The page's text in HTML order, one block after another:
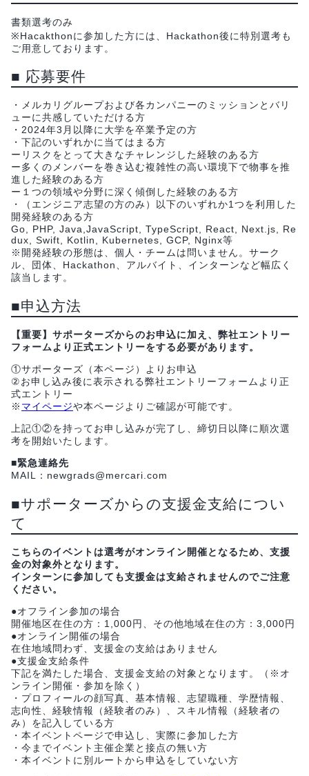
書類選考のみ
※Hacakthonに参加した方には、Hackathon後に特別選考も
ご用意しております。
■ 応募要件
・メルカリグループおよび各カンパニーのミッションとバリ
ューに共感していただける方
・2024年3月以降に大学を卒業予定の方
・下記のいずれかに当てはまる方
ーリスクをとって大きなチャレンジした経験のある方
ー多くのメンバーを巻き込む複雑性の高い環境下で物事を推
進した経験のある方
ー１つの領域や分野に深く傾倒した経験のある方
・（エンジニア志望の方のみ）以下のいずれか1つを利用した
開発経験のある方
Go, PHP, Java,JavaScript, TypeScript, React, Next.js, Re
dux, Swift, Kotlin, Kubernetes, GCP, Nginx等
※開発経験の形態は、個人・チームは問いません。サーク
ル、団体、Hackathon、アルバイト、インターンなど幅広く
該当します。
■申込方法
【重要】サポーターズからのお申込に加え、弊社エントリー
フォームより正式エントリーをする必要があります。
①サポーターズ（本ページ）よりお申込
②お申し込み後に表示される弊社エントリーフォームより正
式エントリー
※ マイページや本ページよりご確認が可能です。
上記①②を持ってお申し込みが完了し、締切日以降に順次選
考を開始いたします。
■緊急連絡先
MAIL：newgrads@mercari.com
■サポーターズからの支援金支給につい
て
こちらのイベントは選考がオンライン開催となるため、支援
金の対象外となります。
インターンに参加しても支援金は支給されませんのでご注意
ください。
●オフライン参加の場合
開催地区在住の方：1,000円、その他地域在住の方：3,000円
●オンライン開催の場合
在住地域問わず、支援金の支給はありません
●支援金支給条件
下記を満たした場合、支援金支給の対象となります。（※オ
ンライン開催・参加を除く）
・プロフィールの顔写真、基本情報、志望職種、学歴情報、
志向性、経験情報（経験者のみ）、スキル情報（経験者の
み）を記入している方
・本イベントページで申込し、実際に参加した方
・今までイベント主催企業と接点の無い方
・本イベントに別ルートから申込をしていない方